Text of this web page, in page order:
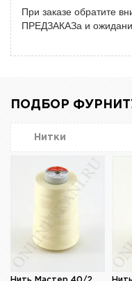
При заказе обратите
ПРЕДЗАКАЗа и
ПОДБОР
Нитки